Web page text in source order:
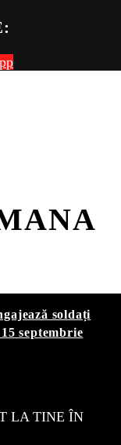
soldați
septembrie
LA TINE ÎN